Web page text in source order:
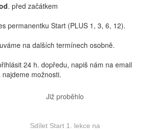
. před začátkem
permanentku Start (PLUS 1, 3, 6, 12).
na dalších termínech osobně.
24 h. dopředu, napiš nám na email
najdeme možnosti.
Již proběhlo
Sdílet Start 1. lekce na